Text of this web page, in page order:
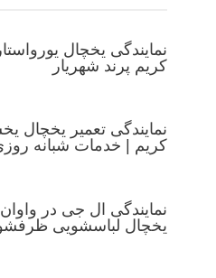
نمایندگی یخچال
کریم پرند شهریار
نمایندگی تعمیر یخچال
کریم | خدمات شبانه
نمایندگی ال جی در واوان
یخچال لباسشویی